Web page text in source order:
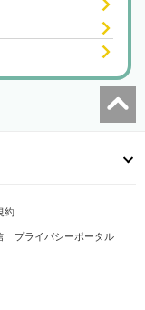
約
プライバシーポータル